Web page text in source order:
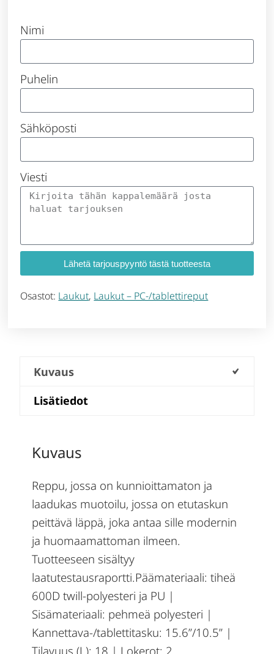
Nimi
Puhelin
Sähköposti
Viesti
Lähetä tarjouspyyntö tästä tuotteesta
Osastot: Laukut, Laukut – PC-/tablettireput
Kuvaus
Lisätiedot
Kuvaus
Reppu, jossa on kunnioittamaton ja
laadukas muotoilu, jossa on etutaskun
peittävä läppä, joka antaa sille modernin
ja huomaamattoman ilmeen.
Tuotteeseen sisältyy
laatutestausraportti.Päämateriaali: tiheä
600D twill-polyesteri ja PU |
Sisämateriaali: pehmeä polyesteri |
Kannettava-/tablettitasku: 15.6”/10.5” |
Tilavuus (L): 18 | Lokerot: 2